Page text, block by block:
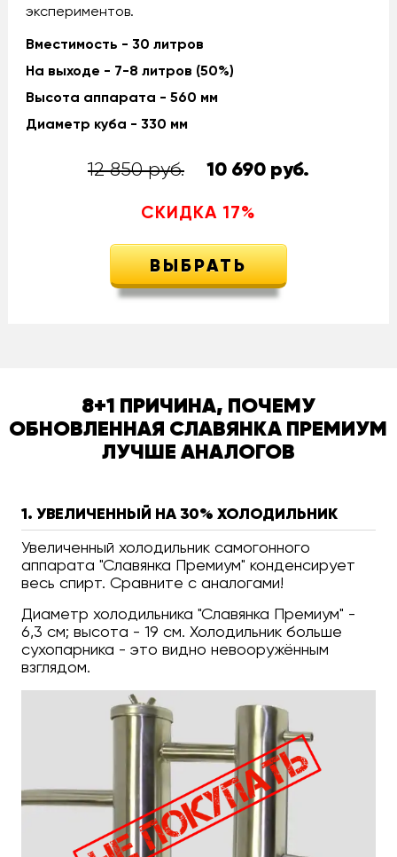
экспериментов.
Вместимость - 30 литров
На выходе - 7-8 литров (50%)
Высота аппарата - 560 мм
Диаметр куба - 330 мм
12 850 руб. 10 690руб.
СКИДКА 17%
ВЫБРАТЬ
8+1 ПРИЧИНА, ПОЧЕМУ
ОБНОВЛЕННАЯ СЛАВЯНКА ПРЕМИУМ
ЛУЧШЕ АНАЛОГОВ
1. УВЕЛИЧЕННЫЙ НА 30% ХОЛОДИЛЬНИК
Увеличенный холодильник самогонного
аппарата "Славянка Премиум" конденсирует
весь спирт. Сравните с аналогами!
Диаметр холодильника "Славянка Премиум" -
6,3 см; высота - 19 см. Холодильник больше
сухопарника - это видно невооружённым
взглядом.